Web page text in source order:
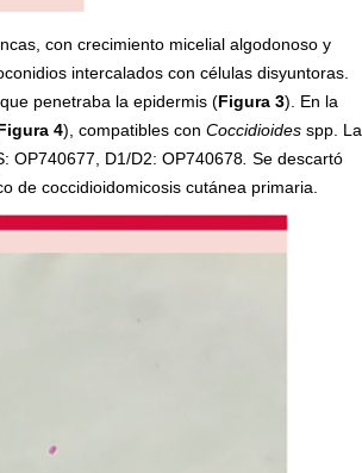
con crecimiento micelial algodonoso y
intercalados con células disyuntoras.
penetraba la epidermis (Figura 3). En la
4), compatibles con Coccidioides spp. La
OP740677, D1/D2: OP740678 Se descartó
de coccidioidomicosis cutánea primaria.